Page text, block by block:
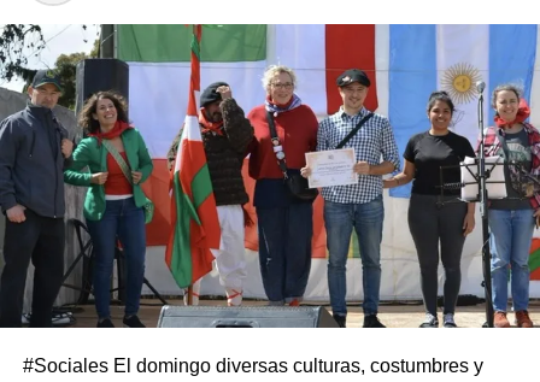
#Sociales El domingo diversas culturas, costumbres y